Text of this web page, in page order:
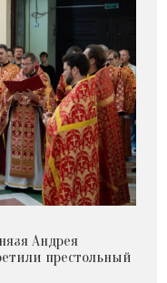
Андрея
престольный